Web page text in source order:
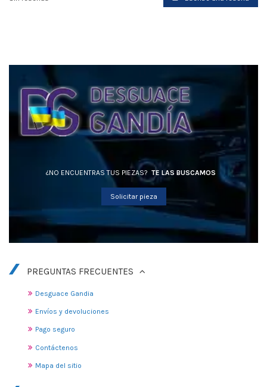
¿NO ENCUENTRAS TUS PIEZAS? TE LAS BUSCAMOS
Solicitar pieza
PREGUNTAS FRECUENTES
Desguace Gandia
Envíos y devoluciones
Pago seguro
Contáctenos
Mapa del sitio